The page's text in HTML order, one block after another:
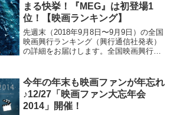
まる快挙！『MEG』は初登場1
位！【映画ランキング】
先週末（2018年9月8日〜9月9日）の全国
映画興行ランキング（興行通信社発表）
の詳細をお届けします。全国映画興行ラ
（↓）『銀魂２ 掟は破るためにこそあ
る』4位（...
今年の年末も映画ファンが年忘れ
♪12/27「映画ファン大忘年会
2014」開催！